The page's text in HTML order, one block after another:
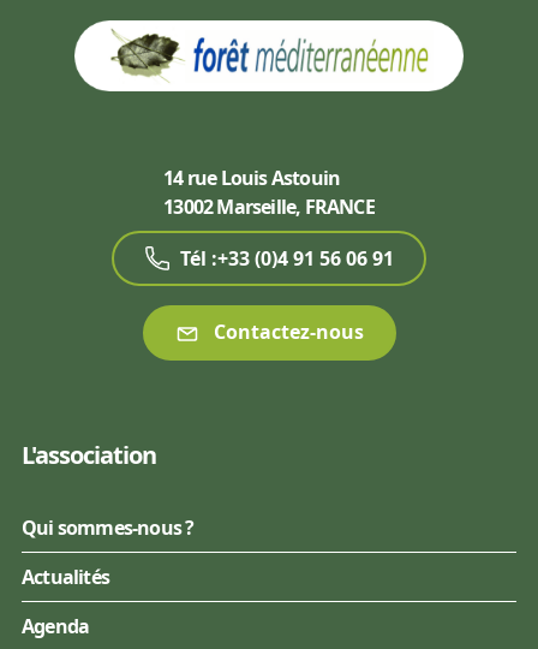
14 rue Louis Astouin
13002 Marseille, FRANCE
Tél :+33 (0)4 91 56 06 91
Contactez-nous
L'association
Qui sommes-nous ?
Actualités
Agenda